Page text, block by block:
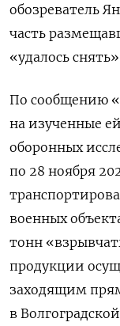
обозреватель
часть
«удалось
По сообщению
на изученные
оборонных
по 28 ноября
военных
тонн
продукции
заходящим
в